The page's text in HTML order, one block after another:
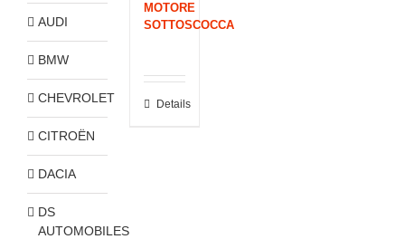
MOTORE
SOTTOSCOCCA
Details
AUDI
BMW
CHEVROLET
CITROËN
DACIA
DS
AUTOMOBILES